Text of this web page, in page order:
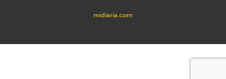
midiaria.com